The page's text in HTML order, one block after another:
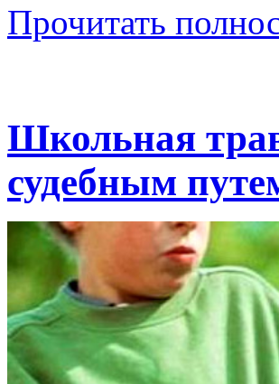
Прочитать
Школьная
судебным